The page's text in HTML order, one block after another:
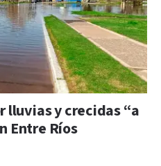
lluvias y crecidas “a
Entre Ríos